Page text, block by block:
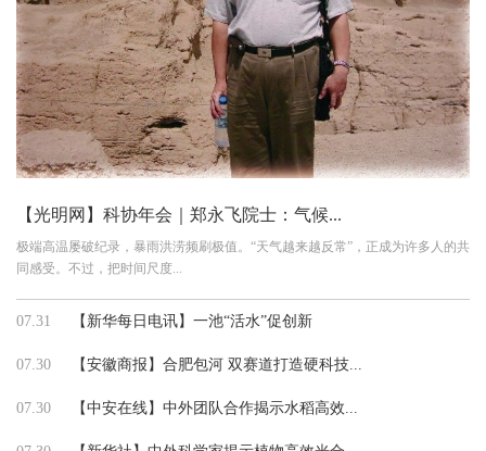
【光明网】科协年会｜郑永飞院士：气候...
极端高温屡破纪录，暴雨洪涝频刷极值。“天气越来越反常”，正成为许多人的共
同感受。不过，把时间尺度...
07.31 【新华每日电讯】一池“活水”促创新
07.30 【安徽商报】合肥包河 双赛道打造硬科技...
07.30 【中安在线】中外团队合作揭示水稻高效...